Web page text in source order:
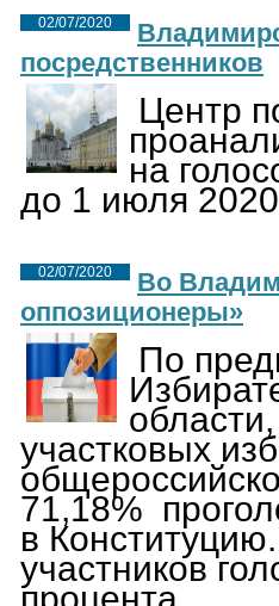
02/07/2020
посредственников
Центр
на
до 1 июля
02/07/2020
Во
оппозиционеры»
По
участковых
71,18%
в
участников